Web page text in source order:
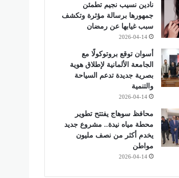
نادين نسيب نجيم تطمئن
جمهورها برسالة مؤثرة وتكشف
سبب غيابها عن رمضان
2026-04-14
أسوان توقع بروتوكولًا مع
الجامعة الألمانية لإطلاق هوية
بصرية جديدة تدعم السياحة
والتنمية
2026-04-14
محافظ سوهاج يفتتح تطوير
محطة مياه نيدة.. مشروع جديد
يخدم أكثر من نصف مليون
مواطن
2026-04-14